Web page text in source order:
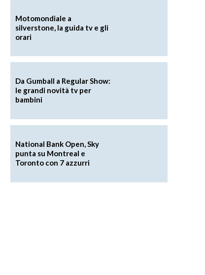
Motomondiale a
silverstone, la guida tv e gli
orari
Da Gumball a Regular Show:
le grandi novità tv per
bambini
National Bank Open, Sky
punta su Montreal e
Toronto con 7 azzurri